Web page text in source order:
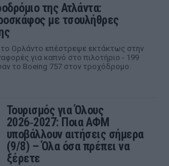
της Ατλάντα:
με τσουλήθρες
Ορλάντο επέστρεψε εκτάκτως στην
για καπνό στο πιλοτήριο - 199
το Boeing 757 στον τροχόδρομο.
Τουρισμός για Όλους
2026‑2027: Ποια ΑΦΜ
υποβάλλουν αιτήσεις σήμερα
(9/8) – Όλα όσα πρέπει να
ξέρετε